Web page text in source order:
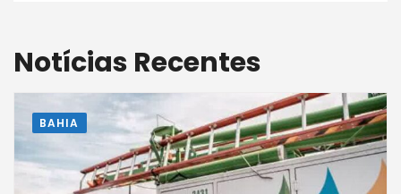
Notícias Recentes
BAHIA